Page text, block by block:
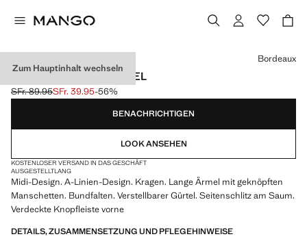
Zum Hauptinhalt wechseln
HEMDKLEID MIT GÜRTEL
Ausgangspreis durchgestrichen [SFr. 89.95 ]
SFr. 89.95
Aktueller Preis [SFr. 39.95 ]
SFr. 39.95-56%
Wählen Sie eine Farbe
Bordeaux
BENACHRICHTIGEN
LOOK ANSEHEN
KOSTENLOSER VERSAND IN DAS GESCHÄFT
AUSGESTELLTLANG
Midi-Design. A-Linien-Design. Kragen. Lange Ärmel mit geknöpften
Manschetten. Bundfalten. Verstellbarer Gürtel. Seitenschlitz am Saum.
Verdeckte Knopfleiste vorne
DETAILS, ZUSAMMENSETZUNG UND PFLEGEHINWEISE